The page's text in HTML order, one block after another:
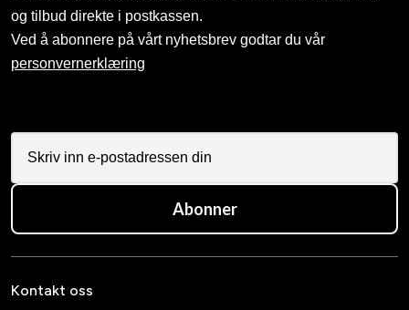
og tilbud direkte i postkassen.
Ved å abonnere på vårt nyhetsbrev godtar du vår
personvernerklæring
Abonner
Kontakt oss